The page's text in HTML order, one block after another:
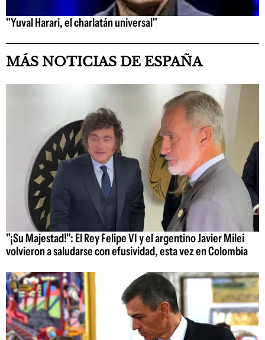
"Yuval Harari, el charlatán universal"
MÁS NOTICIAS DE ESPAÑA
"¡Su Majestad!": El Rey Felipe VI y el argentino Javier Milei
volvieron a saludarse con efusividad, esta vez en Colombia